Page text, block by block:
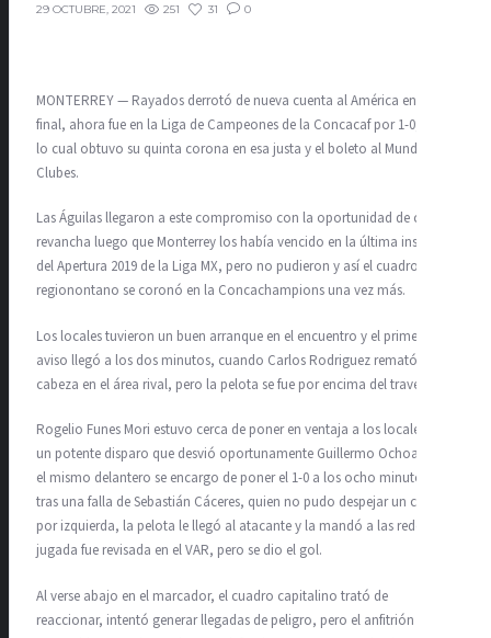
29 OCTUBRE, 2021 251 31 0
MONTERREY — Rayados derrotó de nueva cuenta al América en una
final, ahora fue en la Liga de Campeones de la Concacaf por 1-0, con
lo cual obtuvo su quinta corona en esa justa y el boleto al Mundial de
Clubes.
Las Águilas llegaron a este compromiso con la oportunidad de cobrar
revancha luego que Monterrey los había vencido en la última instancia
del Apertura 2019 de la Liga MX, pero no pudieron y así el cuadro
regionontano se coronó en la Concachampions una vez más.
Los locales tuvieron un buen arranque en el encuentro y el primer
aviso llegó a los dos minutos, cuando Carlos Rodriguez remató de
cabeza en el área rival, pero la pelota se fue por encima del travesaño.
Rogelio Funes Mori estuvo cerca de poner en ventaja a los locales con
un potente disparo que desvió oportunamente Guillermo Ochoa, pero
el mismo delantero se encargo de poner el 1-0 a los ocho minutos,
tras una falla de Sebastián Cáceres, quien no pudo despejar un centro
por izquierda, la pelota le llegó al atacante y la mandó a las redes. La
jugada fue revisada en el VAR, pero se dio el gol.
Al verse abajo en el marcador, el cuadro capitalino trató de
reaccionar, intentó generar llegadas de peligro, pero el anfitrión